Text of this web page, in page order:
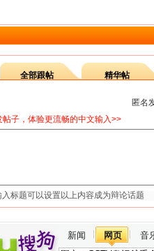
全部跟帖 精华帖
匿名
子，体验更流畅的中文输入>>
新闻 网页 音